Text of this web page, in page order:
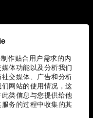
作贴合用户需求的内
体功能以及分析我们
交媒体、广告和分析
网站的使用情况，这
类信息与您提供给他
务的过程中收集的其